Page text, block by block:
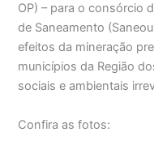
OP) – para o consórcio
de Saneamento
efeitos da mineração
municípios da Região
sociais e ambientais
Confira as fotos: